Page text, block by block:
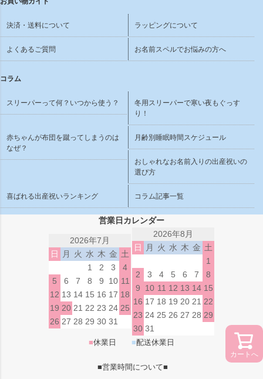
カートへ
決済・送料について ラッピングについて
よくあるご質問 お名前スペルでお悩みの方へ
コラム
スリーパーって何？いつから使う？
冬用スリーパーで寒い夜もぐっす
り！
赤ちゃんが布団を蹴ってしまうのは
なぜ？
月齢別睡眠時間スケジュール
おしゃれなお名前入りの出産祝いの
選び方
喜ばれる出産祝いランキング コラム記事一覧
営業日カレンダー
2026年7月
日
月 火 水 木 金 土
1
2 3
4
5
6 7 8 9 10 11
12 13 14 15 16 17 18
19 20 21 22 23 24 25
26 27 28 29 30 31
2026年8月
日
月 火 水 木 金 土
1
2
3 4 5 6 7
8
9
10 11 12 13 14 15
16 17 18 19 20 21 22
23 24 25 26 27 28 29
30 31
■休業日 ■配送休業日
■営業時間について■